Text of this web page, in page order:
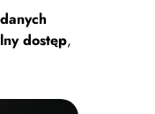
dostęp,